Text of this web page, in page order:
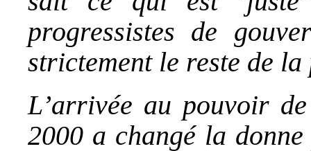
progressistes de
strictement le reste de
L’arrivée au pouvoir
2000 a changé la